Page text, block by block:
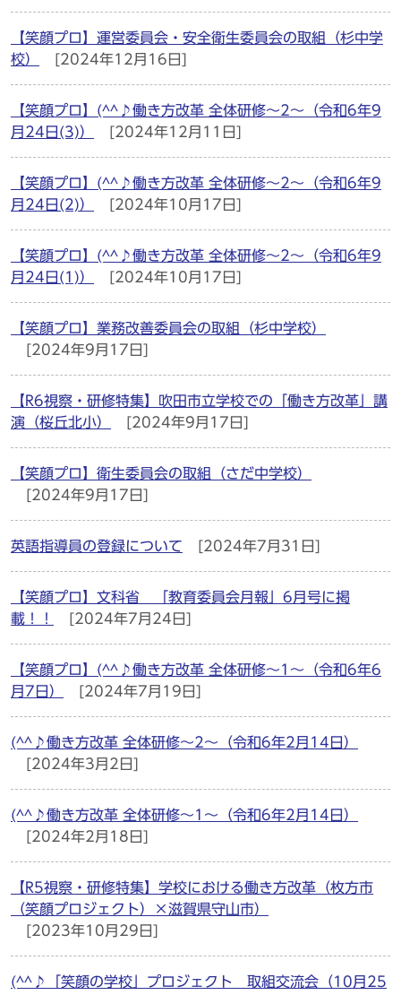
【笑顔プロ】運営委員会・安全衛生委員会の取組（杉中学
校）
[2024年12月16日]
【笑顔プロ】(^^♪働き方改革 全体研修～2～（令和6年9
月24日(3)）
[2024年12月11日]
【笑顔プロ】(^^♪働き方改革 全体研修～2～（令和6年9
月24日(2)）
[2024年10月17日]
【笑顔プロ】(^^♪働き方改革 全体研修～2～（令和6年9
月24日(1)）
[2024年10月17日]
【笑顔プロ】業務改善委員会の取組（杉中学校）
[2024年9月17日]
【R6視察・研修特集】吹田市立学校での「働き方改革」講
演（桜丘北小）
[2024年9月17日]
【笑顔プロ】衛生委員会の取組（さだ中学校）
[2024年9月17日]
英語指導員の登録について [2024年7月31日]
【笑顔プロ】文科省 「教育委員会月報」6月号に掲
載！！
[2024年7月24日]
【笑顔プロ】(^^♪働き方改革 全体研修～1～（令和6年6
月7日）
[2024年7月19日]
(^^♪働き方改革 全体研修～2～（令和6年2月14日）
[2024年3月2日]
(^^♪働き方改革 全体研修～1～（令和6年2月14日）
[2024年2月18日]
【R5視察・研修特集】学校における働き方改革（枚方市
（笑顔プロジェクト）×滋賀県守山市）
[2023年10月29日]
(^^♪「笑顔の学校」プロジェクト 取組交流会（10月25